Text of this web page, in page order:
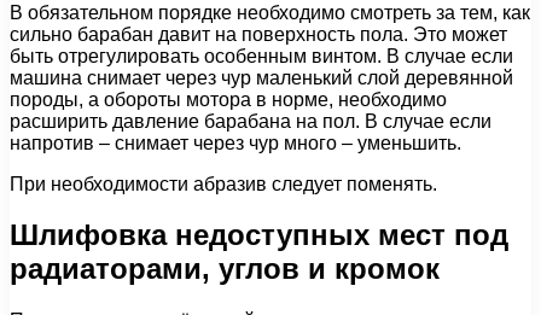
В обязательном порядке необходимо смотреть за тем, как
сильно барабан давит на поверхность пола. Это может
быть отрегулировать особенным винтом. В случае если
машина снимает через чур маленький слой деревянной
породы, а обороты мотора в норме, необходимо
расширить давление барабана на пол. В случае если
напротив – снимает через чур много – уменьшить.
При необходимости абразив следует поменять.
Шлифовка недоступных мест под
радиаторами, углов и кромок